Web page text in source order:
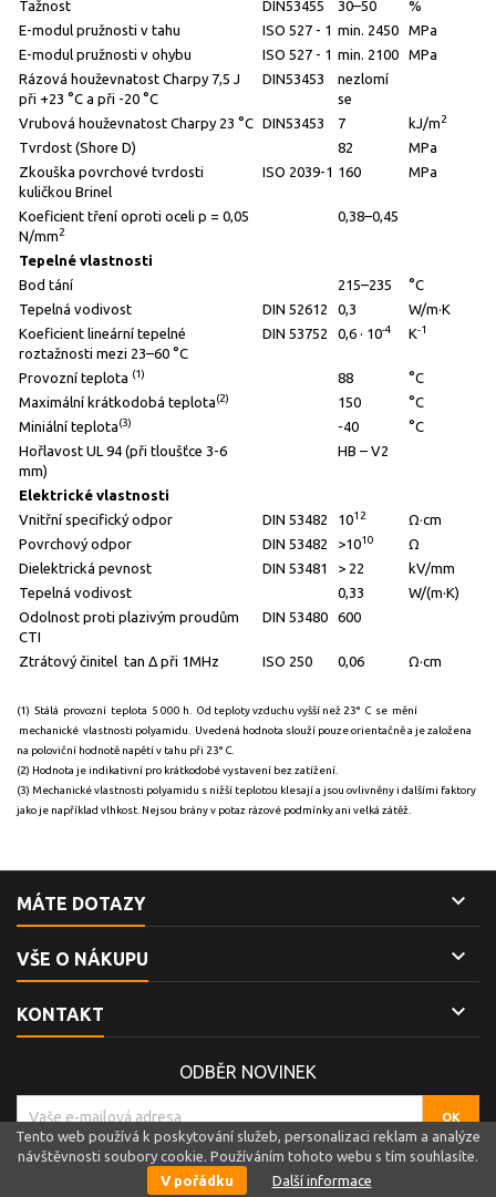
Tažnost
DIN53455 30–50
%
E-modul pružnosti v tahu
ISO 527 - 1 min. 2450
MPa
E-modul pružnosti v ohybu
ISO 527 - 1 min. 2100
MPa
Rázová houževnatost Charpy 7,5 J
při +23 °C a při -20 °C
DIN53453
nezlomí
se
Vrubová houževnatost Charpy 23 °C DIN53453 7 kJ/m2
Tvrdost (Shore D) 82
MPa
Zkouška povrchové tvrdosti
kuličkou Brinel
ISO 2039-1 160 MPa
Koeficient tření oproti oceli p = 0,05
N/mm2
0,38–0,45
Tepelné vlastnosti
Bod tání
215–235
°C
Tepelná vodivost
DIN 52612 0,3
W/m·K
Koeficient lineární tepelné
roztažnosti mezi 23–60 °C
DIN 53752 0,6 · 10-4 K-1
Provozní teplota (1) 88
°C
Maximální krátkodobá teplota(2) 150
°C
Miniální teplota(3) -40
°C
Hořlavost UL 94 (při tloušťce 3-6
mm)
HB – V2
Elektrické vlastnosti
Vnitřní specifický odpor
DIN 53482 1012
Ω·cm
Povrchový odpor
DIN 53482 >1010
Ω
Dielektrická pevnost
DIN 53481 > 22
kV/mm
Tepelná vodivost
0,33
W/(m·K)
Odolnost proti plazivým proudům
CTI
DIN 53480 600
Ztrátový činitel tan Δ při 1MHz ISO 250 0,06 Ω·cm
(1) Stálá provozní teplota 5 000 h. Od teploty vzduchu vyšší než 23° C se mění
mechanické vlastnosti polyamidu. Uvedená hodnota slouží pouze orientačně a je založena
na poloviční hodnotě napětí v tahu při 23° C.
(2) Hodnota je indikativní pro krátkodobé vystavení bez zatížení.
(3) Mechanické vlastnosti polyamidu s nižší teplotou klesají a jsou ovlivněny i dalšími faktory
jako je například vlhkost. Nejsou brány v potaz rázové podmínky ani velká zátěž.
MÁTE DOTAZY 
VŠE O NÁKUPU 
KONTAKT 
ODBĚR NOVINEK
© Copyright 2019 Sagita Trade s.r.o.. All Rights Reserved.
Tento web používá k poskytování služeb, personalizaci reklam a analýze
návštěvnosti soubory cookie. Používáním tohoto webu s tím souhlasíte.
V pořádku
Další informace